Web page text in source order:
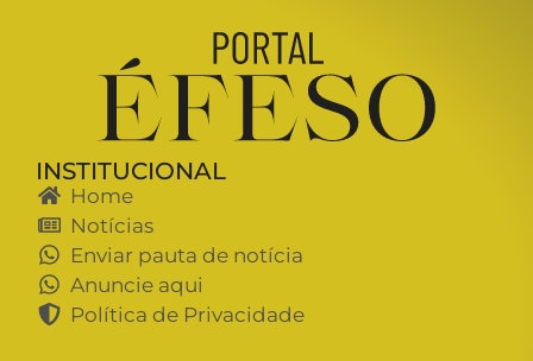
INSTITUCIONAL
Home
Notícias
Enviar pauta de notícia
Anuncie aqui
Política de Privacidade